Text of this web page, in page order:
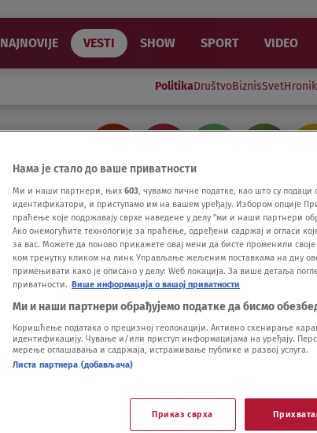
NAJNOVIJE VESTI SHOW SPORT VIDEO
PolitikaDruštvoBiznisSvet
Нама је стало до ваше приватности
Ми и наши партнери, њих 603, чувамо личне податке, као што су подаци
идентификатори, и приступамо им на вашем уређају. Избором опције
праћење које подржавају сврхе наведене у делу "ми и наши партнери
Ако онемогућите технологије за праћење, одређени садржај и огласи
за вас. Можете да поново прикажете овај мени да бисте променили
ком тренутку кликом на линк Управљање жељеним поставкама на дну
примењивати како је описано у делу: Wеб локација. За више детаља
приватности. Више информација о вашој приватности
Ми и наши партнери обрађујемо податке да бисмо
Коришћење података о прецизној геолокацији. Активно скенирање
идентификацију. Чување и/или приступ информацијама на уређају.
мерење оглашавања и садржаја, истраживање публике и развој услуга.
Листа партнера (добављача)
Приказ сврха